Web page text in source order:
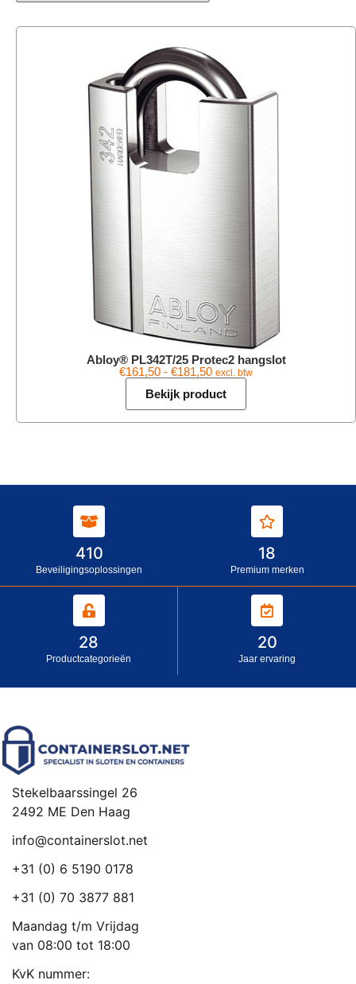
Abloy® PL342T/25 Protec2 hangslot
€161,50 - €181,50 excl. btw
Bekijk product
410
Beveiligingsoplossingen
18
Premium merken
28
Productcategorieën
20
Jaar ervaring
Stekelbaarssingel 26
2492 ME Den Haag
info@containerslot.net
+31 (0) 6 5190 0178
+31 (0) 70 3877 881
Maandag t/m Vrijdag
van 08:00 tot 18:00
KvK nummer: